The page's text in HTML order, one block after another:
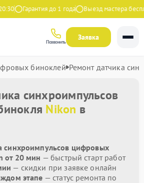
Гарантия до 1 года Выезд мастера
Позвонить
Заявка
биноклей Ремонт датчика
синхроимпульсов
Nikon в
синхроимпульсов цифровых
от 20 мин — быстрый старт работ
— скидки при заявке онлайн
этапе — статус ремонта по